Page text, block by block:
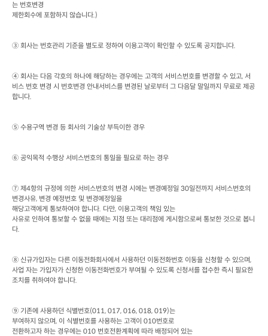
는 번호변경
제한회수에 포함하지 않습니다.)
③ 회사는 번호관리 기준을 별도로 정하여 이용고객이 확인할 수 있도록 공지합니다.
④ 회사는 다음 각호의 하나에 해당하는 경우에는 고객의 서비스번호를 변경할 수 있고, 서
비스 번호 변경 시 번호변경 안내서비스를 변경된 날로부터 그 다음달 말일까지 무료로 제공
합니다.
⑤ 수용구역 변경 등 회사의 기술상 부득이한 경우
⑥ 공익목적 수행상 서비스번호의 통일을 필요로 하는 경우
⑦ 제 4항의 규정에 의한 서비스번호의 변경 시에는 변경예정일 30일전까지 서비스번호의
변경사유, 변경 예정번호 및 변경예정일을
해당고객에게 통보하여야 합니다. 다만, 이용고객의 책임 있는
사유로 인하여 통보할 수 없을 때에는 지점 또는 대리점에 게시함으로써 통보한 것으로 봅니
다.
⑧ 신규가입자는 다른 이동전화회사에서 사용하던 이동전화번호 이동을 신청할 수 있으며
사업 자는 가입자가 신청한 이동전화번호가 부여될 수 있도록 신청서를 접수한 즉시 필요한
조치를 취하여야 합니다.
⑨ 기존에 사용하던 식별번호(011, 017, 016, 018, 019)는
부여하지 않으며, 이 식별번호를 사용하는 고객이 010번호로
전환하고자 하는 경우에는 010 번호전환계획에 따라 배정되어 있는